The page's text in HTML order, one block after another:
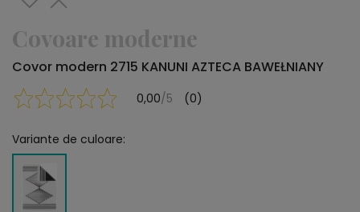
Covoare moderne
Covor modern 2715 KANUNI AZTECA BAWEŁNIANY
0,00/5 (0)
Variante de culoare: